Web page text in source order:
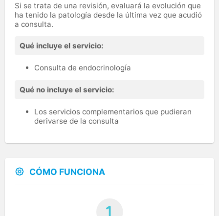
Si se trata de una revisión, evaluará la evolución que
ha tenido la patología desde la última vez que acudió
a consulta.
Qué incluye el servicio:
Consulta de endocrinología
Qué no incluye el servicio:
Los servicios complementarios que pudieran
derivarse de la consulta
CÓMO FUNCIONA